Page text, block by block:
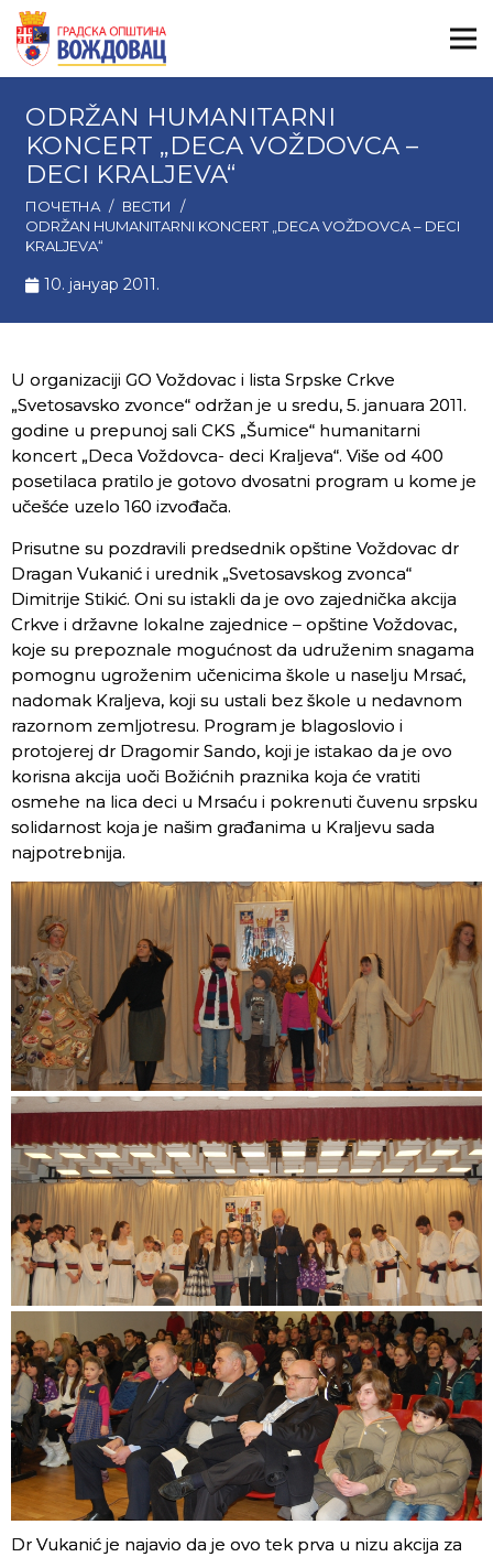
ODRŽAN HUMANITARNI
KONCERT „DECA VOŽDOVCA –
DECI KRALJEVA“
ПОЧЕТНА / ВЕСТИ
/
ODRŽAN HUMANITARNI KONCERT „DECA VOŽDOVCA – DECI
KRALJEVA“
10. јануар 2011.
U organizaciji GO Voždovac i lista Srpske Crkve
„Svetosavsko zvonce“ održan je u sredu, 5. januara 2011.
godine u prepunoj sali CKS „Šumice“ humanitarni
koncert „Deca Voždovca- deci Kraljeva“. Više od 400
posetilaca pratilo je gotovo dvosatni program u kome je
učešće uzelo 160 izvođača.
Prisutne su pozdravili predsednik opštine Voždovac dr
Dragan Vukanić i urednik „Svetosavskog zvonca“
Dimitrije Stikić. Oni su istakli da je ovo zajednička akcija
Crkve i državne lokalne zajednice – opštine Voždovac,
koje su prepoznale mogućnost da udruženim snagama
pomognu ugroženim učenicima škole u naselju Mrsać,
nadomak Kraljeva, koji su ustali bez škole u nedavnom
razornom zemljotresu. Program je blagoslovio i
protojerej dr Dragomir Sando, koji je istakao da je ovo
korisna akcija uoči Božićnih praznika koja će vratiti
osmehe na lica deci u Mrsaću i pokrenuti čuvenu srpsku
solidarnost koja je našim građanima u Kraljevu sada
najpotrebnija.
Dr Vukanić je najavio da je ovo tek prva u nizu akcija za